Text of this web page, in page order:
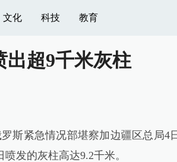
文化 科技 教育
出超9千米灰柱
斯紧急情况部堪察加边疆区总局4
发的灰柱高达9.2千米。